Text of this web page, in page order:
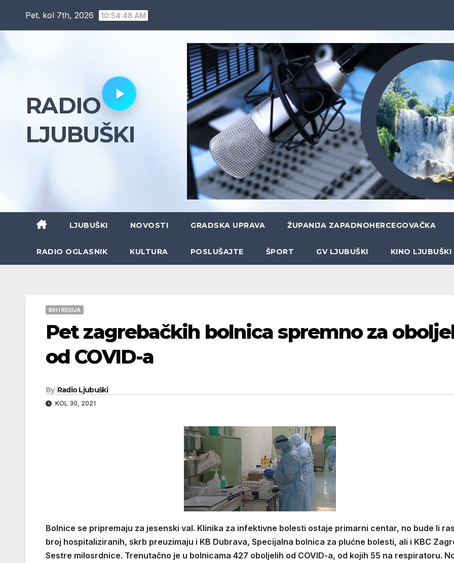
Pet. kol 7th, 2026 10:54:49 AM
RADIO
LJUBUŠKI
LJUBUŠKI NOVOSTI GRADSKA UPRAVA ŽUPANIJA ZAPADNOHERCEGOVAČKA
RADIO OGLASNIK KULTURA POSLUŠAJTE ŠPORT GV LJUBUŠKI KINO LJUBUŠKI
BIH I REGIJA
Pet zagrebačkih bolnica spremno za
od COVID-a
By Radio Ljubuški
KOL 30, 2021
Bolnice se pripremaju za jesenski val. Klinika za infektivne bolesti ostaje primarni centar, no bude li
broj hospitaliziranih, skrb preuzimaju i KB Dubrava, Specijalna bolnica za plućne bolesti, ali i KBC
Sestre milosrdnice. Trenutačno je u bolnicama 427 oboljelih od COVID-a, od kojih 55 na respiratoru.